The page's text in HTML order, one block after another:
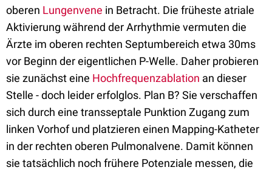
oberen Lungenvene in Betracht. Die früheste atriale
Aktivierung während der Arrhythmie vermuten die
Ärzte im oberen rechten Septumbereich etwa 30ms
vor Beginn der eigentlichen P-Welle. Daher probieren
sie zunächst eine Hochfrequenzablation an dieser
Stelle - doch leider erfolglos. Plan B? Sie verschaffen
sich durch eine transseptale Punktion Zugang zum
linken Vorhof und platzieren einen Mapping-Katheter
in der rechten oberen Pulmonalvene. Damit können
sie tatsächlich noch frühere Potenziale messen, die